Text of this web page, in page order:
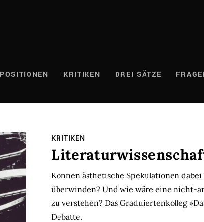
POSITIONEN KRITIKEN DREI SÄTZE
KRITIKEN
Können ästhetische Spekulationen
überwinden? Und wie wäre eine nicht-
zu verstehen? Das Graduiertenkolleg
Debatte.